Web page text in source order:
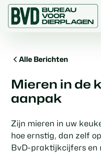
Alle Berichten
Mieren in de
aanpak
Zijn mieren in uw
hoe ernstig, dan zelf
BvD-praktijkcijfers en